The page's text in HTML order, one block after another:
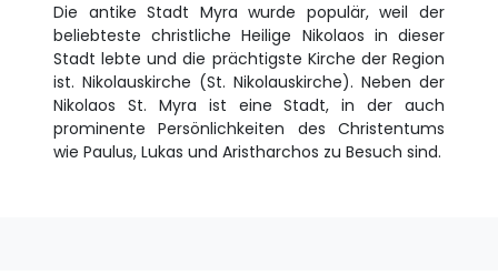
Die antike Stadt Myra wurde populär, weil der
beliebteste christliche Heilige Nikolaos in dieser
Stadt lebte und die prächtigste Kirche der Region
ist. Nikolauskirche (St. Nikolauskirche). Neben der
Nikolaos St. Myra ist eine Stadt, in der auch
prominente Persönlichkeiten des Christentums
wie Paulus, Lukas und Aristharchos zu Besuch sind.